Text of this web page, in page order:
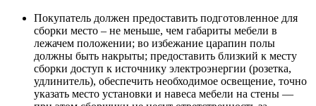
Покупатель должен предоставить подготовленное для
сборки место – не меньше, чем габариты мебели в
лежачем положении; во избежание царапин полы
должны быть накрыты; предоставить близкий к месту
сборки доступ к источнику электроэнергии (розетка,
удлинитель), обеспечить необходимое освещение, точно
указать место установки и навеса мебели на стены —